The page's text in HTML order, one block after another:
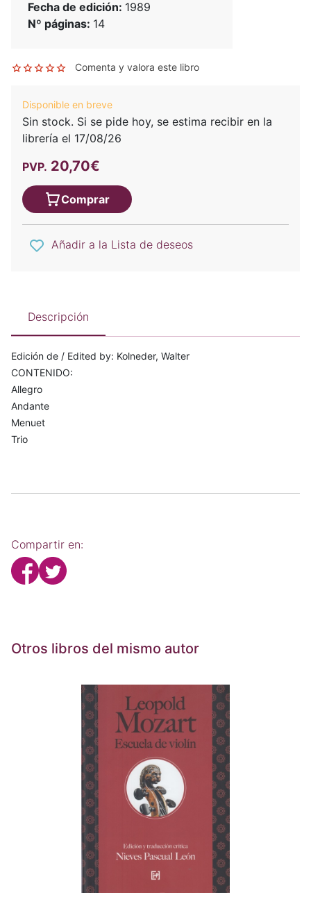
Fecha de edición: 1989
Nº páginas: 14
Comenta y valora este libro
Disponible en breve
Sin stock. Si se pide hoy, se estima recibir en la
librería el 17/08/26
PVP. 20,70€
Comprar
Añadir a la Lista de deseos
Descripción
Edición de / Edited by: Kolneder, Walter
CONTENIDO:
Allegro
Andante
Menuet
Trio
Compartir en:
Otros libros del mismo autor